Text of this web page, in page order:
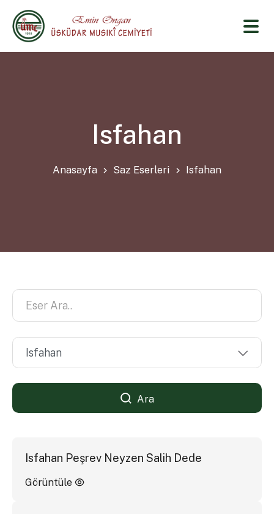
Isfahan
Anasayfa Saz Eserleri Isfahan
Ara
Isfahan Peşrev Neyzen Salih Dede
Görüntüle